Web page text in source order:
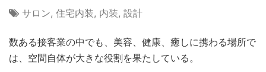
サロン, 住宅内装, 内装, 設計
数ある接客業の中でも、美容、健康、癒しに携わる場所で
は、空間自体が大きな役割を果たしている。